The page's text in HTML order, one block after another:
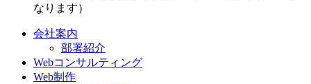
なります）
会社案内
部署紹介
Webコンサルティング
Web制作